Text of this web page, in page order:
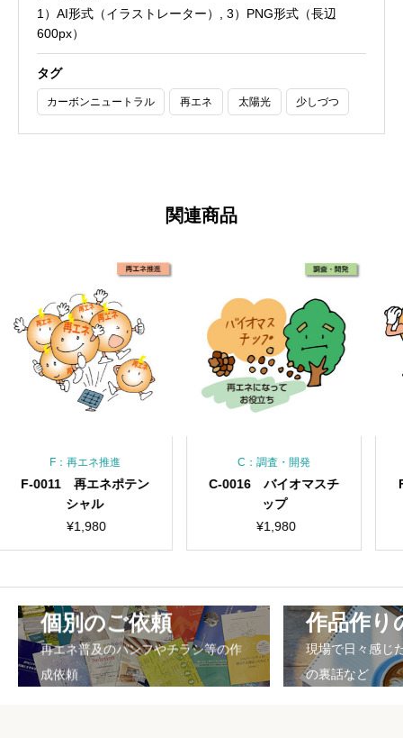
1）AI形式（イラストレーター）, 3）PNG形式（長辺
600px）
タグ
カーボンニュートラル 再エネ 太陽光 少しづつ
関連商品
エネポテン
C：調査・開発
C-0016 バイオマスチ
F-0002 化
個別のご依頼
再エネ普及のパンフやチラシ等の作
成依頼
作品作り
現場で日々感じ
の裏話など